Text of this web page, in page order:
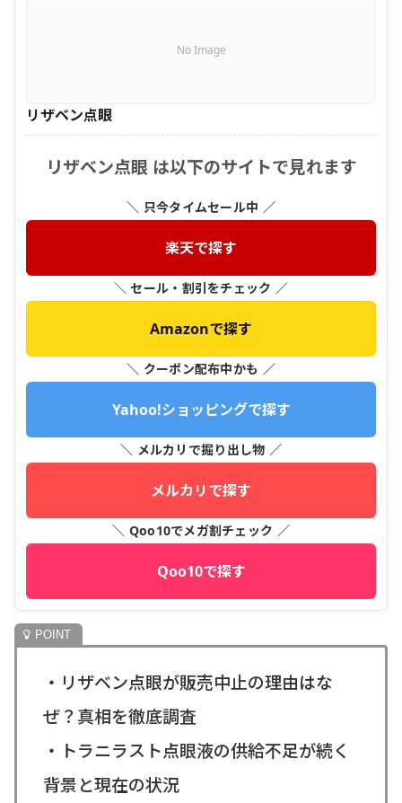
No Image
リザベン点眼
リザベン点眼 は以下のサイトで見れます
＼ 只今タイムセール中 ／
楽天で探す
＼ セール・割引をチェック ／
Amazonで探す
＼ クーポン配布中かも ／
Yahoo!ショッピングで探す
＼ メルカリで掘り出し物 ／
メルカリで探す
＼ Qoo10でメガ割チェック ／
Qoo10で探す
・リザベン点眼が販売中止の理由はな
ぜ？真相を徹底調査
・トラニラスト点眼液の供給不足が続く
背景と現在の状況